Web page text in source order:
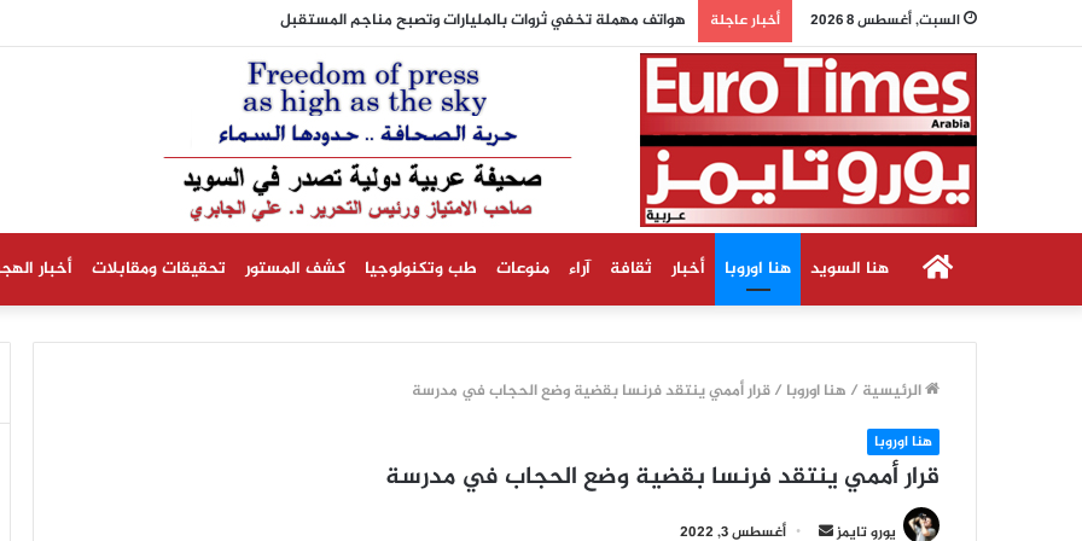
السبت, أغسطس 8 2026 أخبار عاجلة هواتف مهملة تخفي ثروات بالمليارات وتصبح مناجم المستقبل
الرئيسيةهنا السويد هنا اوروبا أخبار ثقافة آراء منوعات طب وتكنولوجيا كشف المستور تحقيقات ومقابلات أخبار
الرئيسية / هنا اوروبا /قرار أممي ينتقد فرنسا بقضية وضع الحجاب في مدرسة
هنا اوروبا
قرار أممي ينتقد فرنسا بقضية وضع الحجاب في مدرسة
يورو تايمز
أرسل أغسطس 3, 2022